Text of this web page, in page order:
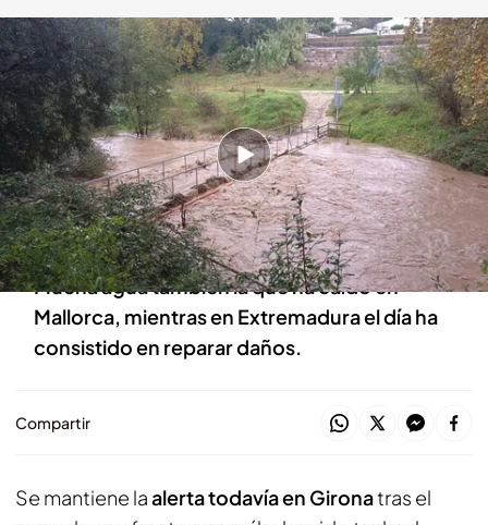
Una imagen de las lluvias caídas en Cataluña.EFE
Redacción digital Noticias Cuatro
06 NOV 2025 - 21:18h.
Las lluvias en Cataluña han obligado a cancelar
vuelos y ha anegado bajos y carreteras, sin
daños personales.
Mucha agua también la que ha caído en
Mallorca, mientras en Extremadura el día ha
consistido en reparar daños.
Compartir
Se mantiene laalerta todavía en Gironatras el